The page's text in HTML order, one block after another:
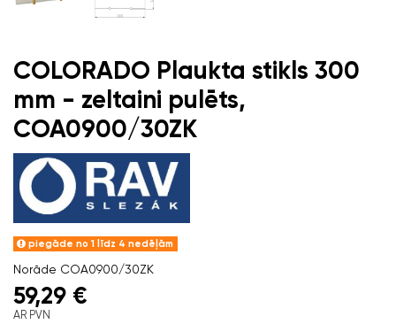
COLORADO Plaukta stikls 300
mm - zeltaini pulēts,
COA0900/30ZK
piegāde no 1 līdz 4 nedēļām
Norāde COA0900/30ZK
59,29 €
AR PVN